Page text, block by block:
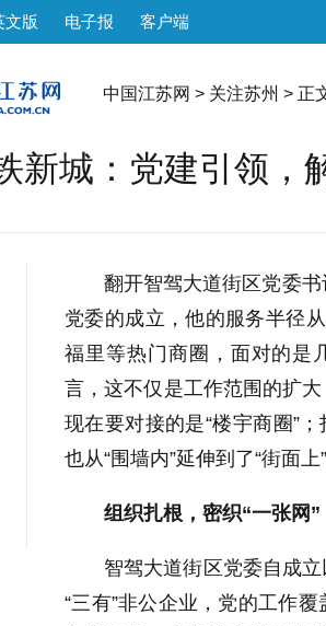
文版 电子报 客户端
中国江苏网 > 关注苏州 > 正
新城：党建引领，
翻开智驾大道街区党委
党委的成立，他的服务半径
福里等热门商圈，面对的是
言，这不仅是工作范围的扩
现在要对接的是“楼宇商圈”
也从“围墙内”延伸到了“街面上”
组织扎根，密织“一张网”
智驾大道街区党委自成
“三有”非公企业，党的工作